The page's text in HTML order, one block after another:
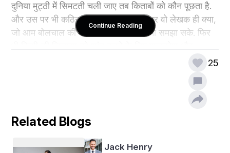
दुनिया मुट्ठी में सिमटती चली जाए तब किताबों को कौन पूछता है.
और उस पर भी कठिन शब्दों की भरमार. आखिर वो लेखक ही क्या,
जो आम बोलचाल की भाषा में अपनी बात को ना समझा सके. फिर
एक्सपर्ट की सुविधा तो हमेशा ही बनी रहती है और अब गूगल भी तो
Continue Reading
25
Related Blogs
Jack Henry